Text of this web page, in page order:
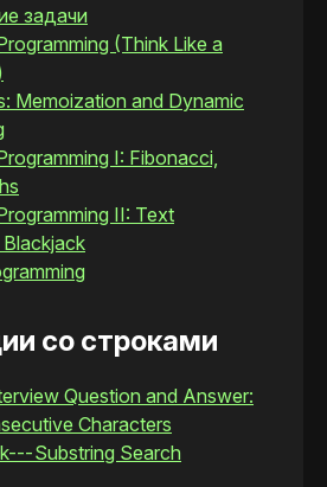
задачи
(Think Like a
Memoization and Dynamic
I: Fibonacci,
II: Text
со строками
Question and Answer:
Characters
Substring Search